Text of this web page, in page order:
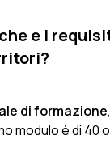
e i
di formazione
modulo è di 40